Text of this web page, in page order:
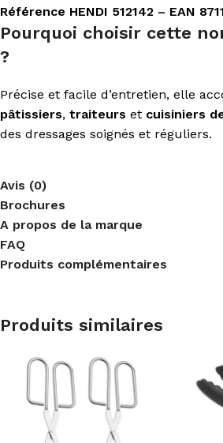
Référence HENDI 512142 – EAN
Pourquoi choisir cette
?
Précise et facile d’entretien, elle
pâtissiers, traiteurs et cuisiniers
des dressages soignés et réguliers.
Avis (0)
Brochures
A propos de la marque
FAQ
Produits complémentaires
Produits similaires